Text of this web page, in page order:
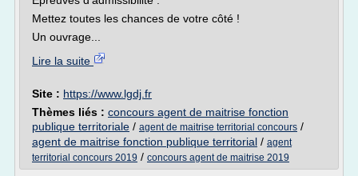
Mettez toutes les chances de votre côté !
Un ouvrage...
Lire la suite
Site : https://www.lgdj.fr
Thèmes liés : concours agent de maitrise fonction
publique territoriale / agent de maitrise territorial concours /
agent de maitrise fonction publique territorial / agent
territorial concours 2019 / concours agent de maitrise 2019